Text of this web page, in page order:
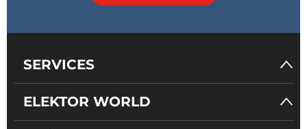
SERVICES
ELEKTOR WORLD